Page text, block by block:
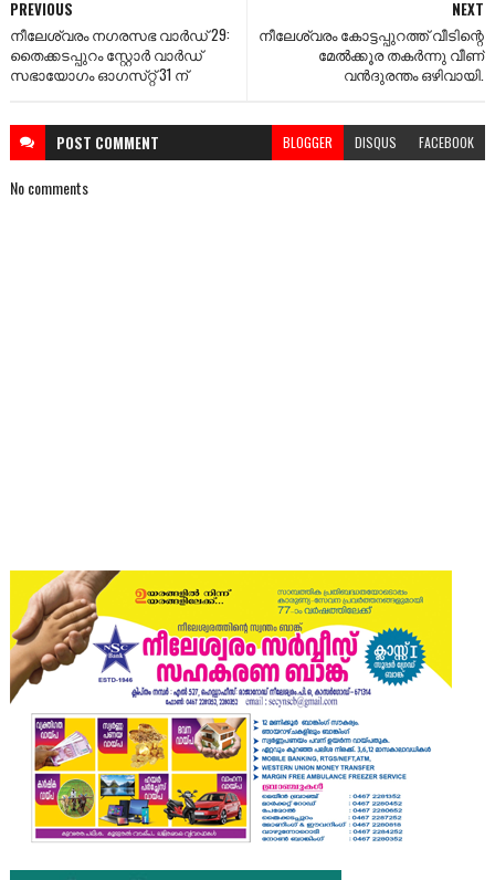
NEXT
നീലേശ്വരം കോട്ടപ്പുറത്ത്‌ വീടിന്റെ
മേല്‍ക്കൂര തകര്‍ന്നു വീണ്‌
വന്‍ദുരന്തം ഒഴിവായി.
PREVIOUS
നീലേശ്വരം നഗരസഭ വാര്‍ഡ്‌ 29:
തൈക്കടപ്പുറം സ്റ്റോര്‍ വാര്‍ഡ്‌
സഭായോഗം ഓഗസ്‌റ്റ്‌ 31 ന്‌
POST COMMENT BLOGGER DISQUS FACEBOOK
No comments